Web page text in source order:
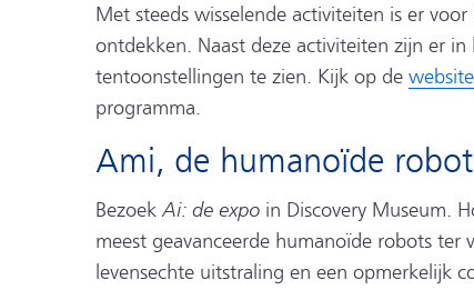
Met steeds wisselende activiteiten is er
ontdekken. Naast deze activiteiten zijn er in
tentoonstellingen te zien. Kijk op de website
programma.
Ami, de humanoïde robot
Bezoek Ai: de expo in Discovery Museum.
meest geavanceerde humanoïde robots
levensechte uitstraling en een